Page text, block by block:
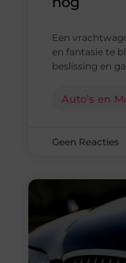
Een
en fantasie te
beslissing en
Auto’s en
Geen Reacties